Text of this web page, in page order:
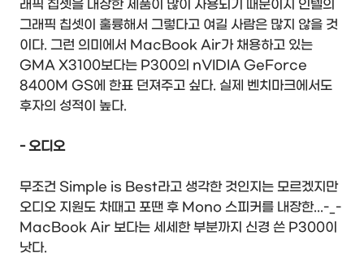
래픽 칩셋을 내장한 제품이 많이 사용되기 때문이지 인텔의
그래픽 칩셋이 훌륭해서 그렇다고 여길 사람은 많지 않을 것
이다. 그런 의미에서 MacBook Air가 채용하고 있는
GMA X3100보다는 P300의 nVIDIA GeForce
8400M GS에 한표 던져주고 싶다. 실제 벤치마크에서도
후자의 성적이 높다.
- 오디오
무조건 Simple is Best라고 생각한 것인지는 모르겠지만
오디오 지원도 차때고 포땐 후 Mono 스피커를 내장한...-_-
MacBook Air 보다는 세세한 부분까지 신경 쓴 P300이
낫다.